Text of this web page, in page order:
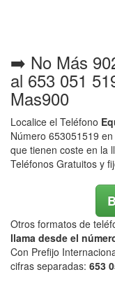
➡️ No Más
al 653 051
Mas900
Localice el Teléfono
Número 653051519
que tienen coste en la
Teléfonos Gratuitos y
Otros formatos de
llama desde el
Con Prefijo
cifras separadas: 653